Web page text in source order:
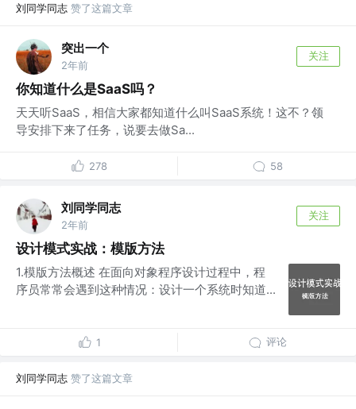
刘同学同志 赞了这篇文章
突出一个
2年前
关注
你知道什么是SaaS吗？
天天听SaaS，相信大家都知道什么叫SaaS系统！这不？领
导安排下来了任务，说要去做Sa...
278 58
刘同学同志
2年前
关注
设计模式实战：模版方法
1.模版方法概述 在面向对象程序设计过程中，程
序员常常会遇到这种情况：设计一个系统时知道...
1 评论
刘同学同志 赞了这篇文章